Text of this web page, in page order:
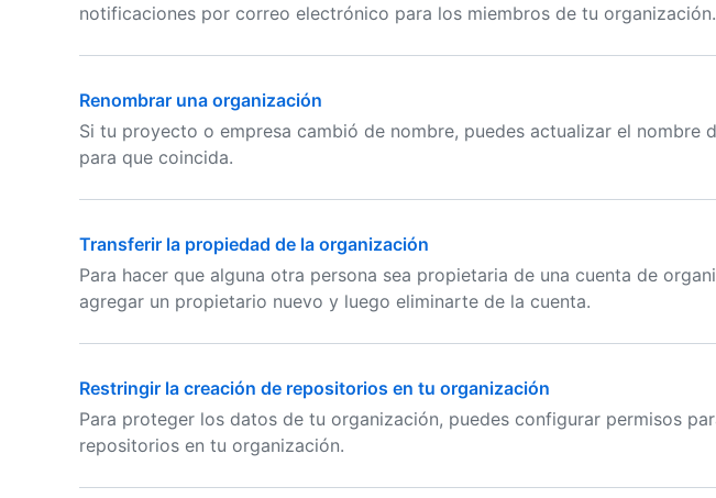
notificaciones por correo electrónico para los miembros de tu organización.
Renombrar una organización
Si tu proyecto o empresa cambió de nombre, puedes actualizar el nombre
para que coincida.
Transferir la propiedad de la organización
Para hacer que alguna otra persona sea propietaria de una cuenta de
agregar un propietario nuevo y luego eliminarte de la cuenta.
Restringir la creación de repositorios en tu organización
Para proteger los datos de tu organización, puedes configurar permisos
repositorios en tu organización.